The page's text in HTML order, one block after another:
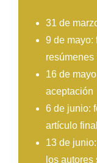
31 de
9 de mayo:
resúmenes
16 de
aceptación
6 de junio:
artículo final
13 de
los